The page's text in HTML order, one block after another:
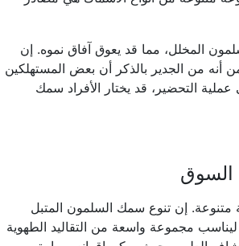
المخلل، مما قد يعوق آفاق نموه. إن
من الجدير بالذكر أن بعض المستهلكين
التحضير، قد يختار الأفراد سمك
السوق
متنوعة. إن تنوع سمك السلمون المتبل
مجموعة واسعة من التقاليد الطهوية